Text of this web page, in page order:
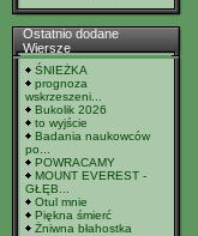
Ostatnio dodane
Wiersze
ŚNIEŻKA
prognoza
wskrzeszeni...
Bukolik 2026
to wyjście
Badania naukowców
po...
POWRACAMY
MOUNT EVEREST -
GŁĘB...
Otul mnie
Piękna śmierć
Żniwna błahostka